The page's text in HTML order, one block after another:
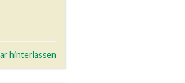
hinterlassen